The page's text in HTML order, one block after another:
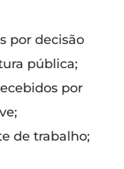
por decisão
pública;
por
de trabalho;